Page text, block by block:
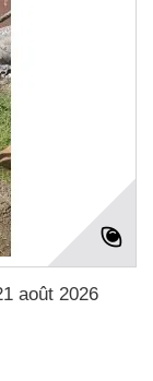
août 2026